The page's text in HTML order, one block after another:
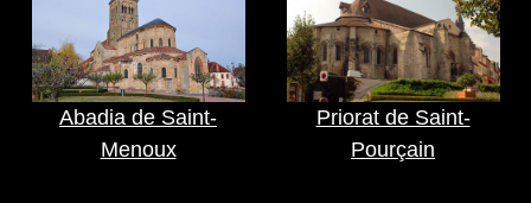
Abadia de Saint-
Menoux
Priorat de Saint-
Pourçain